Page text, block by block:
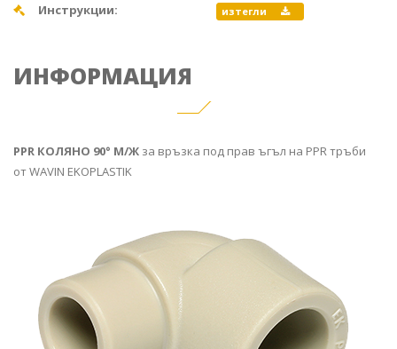
Инструкции: изтегли
ИНФОРМАЦИЯ
PPR КОЛЯНО 90° М/Ж за връзка под прав ъгъл на PPR тръби
отWAVIN EKOPLASTIK